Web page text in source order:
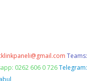
Teams:
0262 606 0 726 Telegram: